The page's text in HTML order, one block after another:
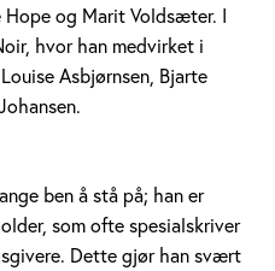
Hope og Marit Voldsæter. I
hvor han medvirket i
Asbjørnsen, Bjarte
ben å stå på; han er
som ofte spesialskriver
Dette gjør han svært